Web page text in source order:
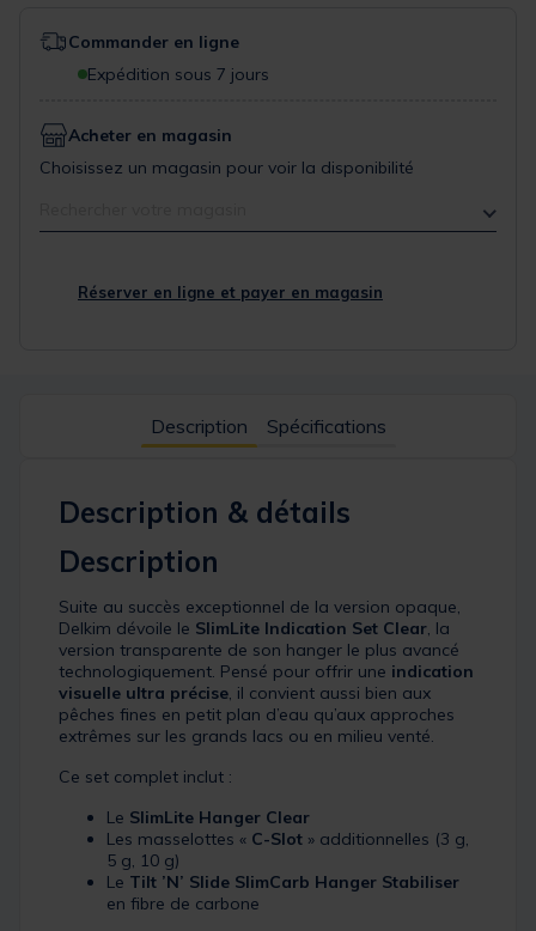
Commander en ligne
Expédition sous 7 jours
Acheter en magasin
Choisissez un magasin pour voir la disponibilité
Réserver en ligne et payer en magasin
Description Spécifications
Description & détails
Description
Suite au succès exceptionnel de la version opaque,
Delkim dévoile le SlimLite Indication Set Clear, la
version transparente de son hanger le plus avancé
technologiquement. Pensé pour offrir une indication
visuelle ultra précise, il convient aussi bien aux
pêches fines en petit plan d’eau qu’aux approches
extrêmes sur les grands lacs ou en milieu venté.
Ce set complet inclut :
Le SlimLite Hanger Clear
Les masselottes « C-Slot » additionnelles (3 g,
5 g, 10 g)
Le Tilt ’N’ Slide SlimCarb Hanger Stabiliser
en fibre de carbone